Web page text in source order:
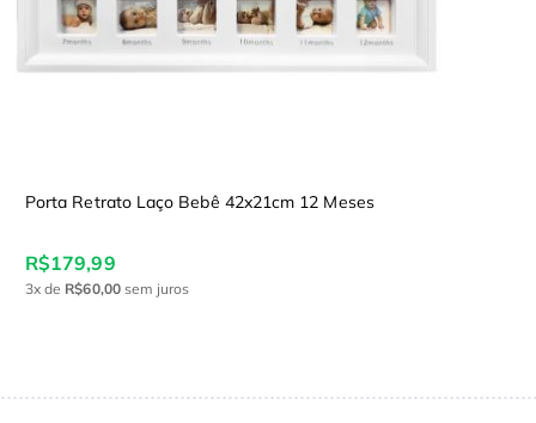
Porta Retrato Laço Bebê 42x21cm 12 Meses
R$179,99
3x de R$60,00sem juros